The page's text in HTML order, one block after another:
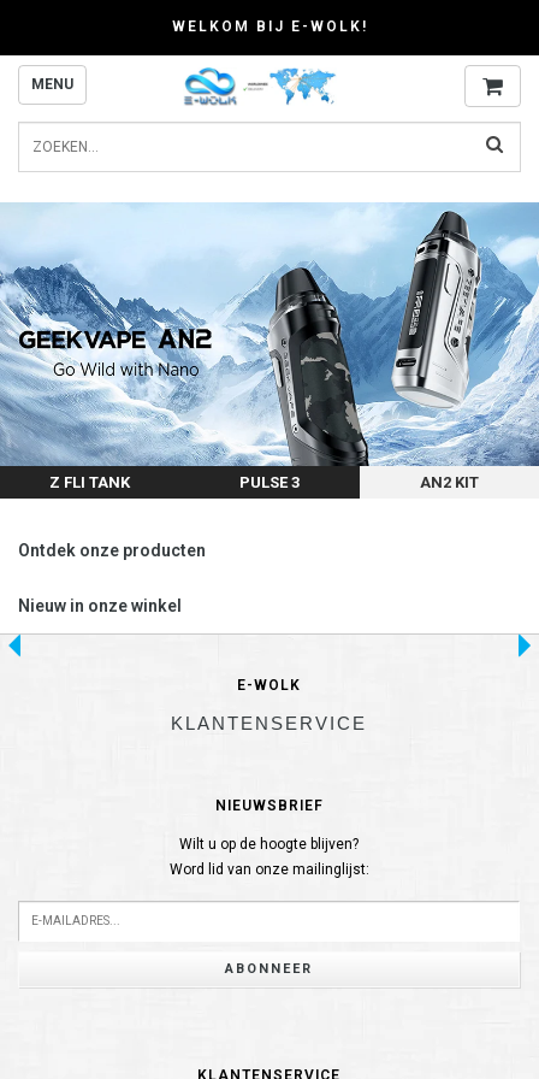
WELKOM BIJ E-WOLK!
MENU
Z FLI TANK PULSE 3 AN2 KIT
Ontdek onze producten
Nieuw in onze winkel
E-WOLK
KLANTENSERVICE
NIEUWSBRIEF
Wilt u op de hoogte blijven?
Word lid van onze mailinglijst:
ABONNEER
KLANTENSERVICE